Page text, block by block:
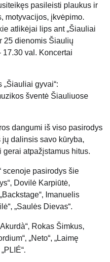
pasileisti plaukus ir
motyvacijos, įkvėpimo.
atlikėjai lips ant „Šiauliai
25 dienomis Šiaulių
17.30 val. Koncertai
gyvai“:
šventė Šiauliuose
dangumi iš viso pasirodys
dalinsis savo kūryba,
atpažįstamus hitus.
scenoje pasirodys šie
Dovilė Karpiūtė,
Imanuelis
„Saulės Dievas“.
Rokas Šimkus,
„Neto“, „Laimę